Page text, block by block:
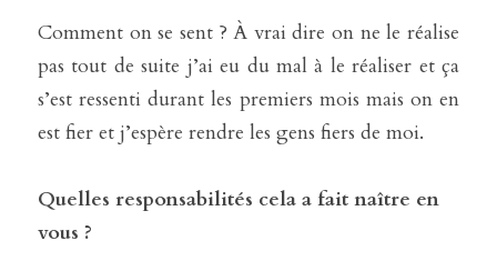
Comment on se sent ? À vrai dire on ne le réalise
pas tout de suite j’ai eu du mal à le réaliser et ça
s’est ressenti durant les premiers mois mais on en
est fier et j’espère rendre les gens fiers de moi.
Quelles responsabilités cela a fait naître en
vous ?